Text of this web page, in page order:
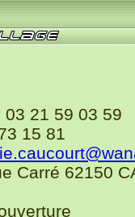
03 21 59 03 59
15 81
Carré 62150